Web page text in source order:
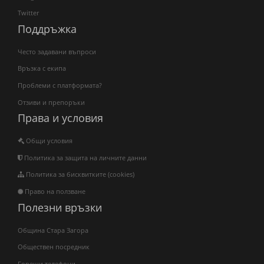
Twitter
Поддръжка
Често задавани въпроси
Връзка с екипа
Проблеми с платформата?
Отзиви и препоръки
Права и условия
Общи условия
Политика за защита на личните данни
Политика за бисквитките (cookies)
Право на ползване
Полезни връзки
Община Стара Загора
Обществен посредник